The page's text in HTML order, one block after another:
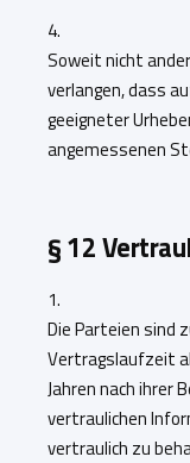
4.
Soweit nicht
verlangen, dass
geeigneter
angemessenen
§12
1.
Die Parteien sind
Vertragslaufzeit
Jahren nach ihrer
vertraulichen
vertraulich zu